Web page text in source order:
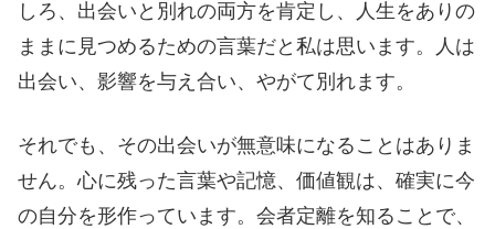
しろ、出会いと別れの両方を肯定し、人生をありの
ままに見つめるための言葉だと私は思います。人は
出会い、影響を与え合い、やがて別れます。
それでも、その出会いが無意味になることはありま
せん。心に残った言葉や記憶、価値観は、確実に今
の自分を形作っています。会者定離を知ることで、